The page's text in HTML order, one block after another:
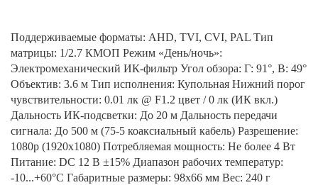
Поддерживаемые форматы: AHD, TVI, CVI, PAL Тип
матрицы: 1/2.7 КМОП Режим «День/ночь»:
Электромеханический ИК-фильтр Угол обзора: Г: 91°, В: 49°
Объектив: 3.6 м Тип исполнения: Купольная Нижний порог
чувствительности: 0.01 лк @ F1.2 цвет / 0 лк (ИК вкл.)
Дальность ИК-подсветки: До 20 м Дальность передачи
сигнала: До 500 м (75-5 коаксиальный кабель) Разрешение:
1080p (1920x1080) Потребляемая мощность: Не более 4 Вт
Питание: DC 12 В ±15% Диапазон рабочих температур:
-10...+60°С Габаритные размеры: 98x66 мм Вес: 240 г